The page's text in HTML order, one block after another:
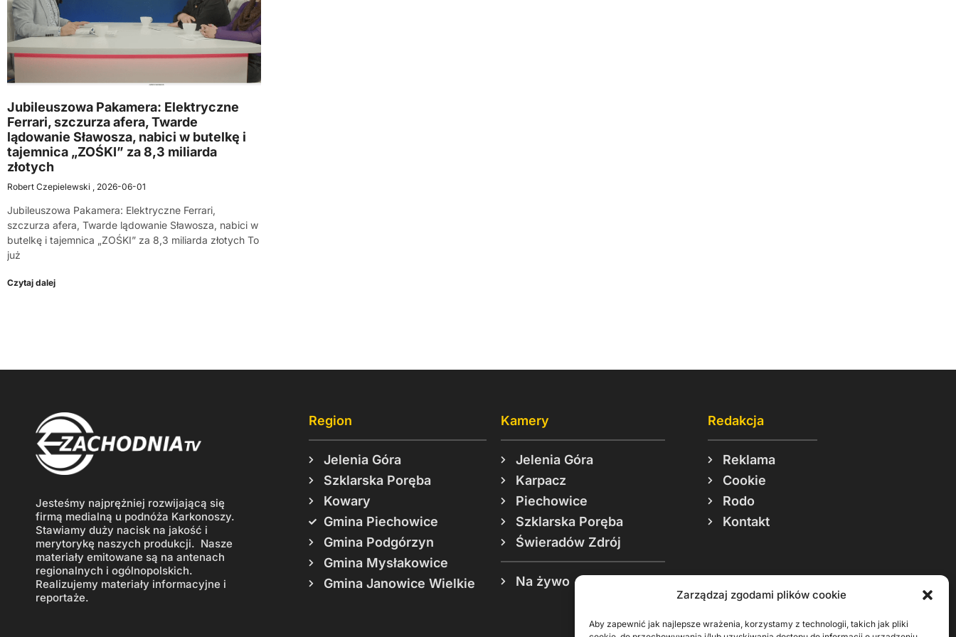
Zarządzaj zgodami plików cookie
Aby zapewnić jak najlepsze wrażenia, korzystamy z technologii, takich jak pliki
Jubileuszowa Pakamera: Elektryczne
Ferrari, szczurza afera, Twarde
lądowanie Sławosza, nabici w butelkę i
tajemnica „ZOŚKI” za 8,3 miliarda
złotych
Robert Czepielewski 2026-06-01
Jubileuszowa Pakamera: Elektryczne Ferrari,
szczurza afera, Twarde lądowanie Sławosza, nabici w
butelkę i tajemnica „ZOŚKI” za 8,3 miliarda złotych To
już
Czytaj dalej
Jesteśmy najprężniej rozwijającą się
firmą medialną u podnóża Karkonoszy.
Stawiamy duży nacisk na jakość i
merytorykę naszych produkcji. Nasze
materiały emitowane są na antenach
regionalnych i ogólnopolskich.
Realizujemy materiały informacyjne i
reportaże.
Region
Jelenia Góra
Szklarska Poręba
Kowary
Gmina Piechowice
Gmina Podgórzyn
Gmina Mysłakowice
Gmina Janowice Wielkie
Kamery
Jelenia Góra
Karpacz
Piechowice
Szklarska Poręba
Świeradów Zdrój
Na żywo
Redakcja
Reklama
Cookie
Rodo
Kontakt